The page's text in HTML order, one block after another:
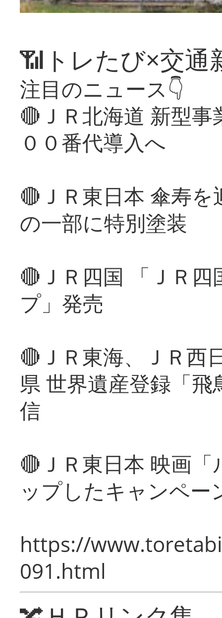
📶トレたび×交通
注目のニュース👇
🔴ＪＲ北海道 新型
００番代導入へ
🔴ＪＲ東日本 傘寿
の一部に特別塗装
🔴ＪＲ四国 「ＪＲ
プ」発売
🔴ＪＲ東海、ＪＲ西
県 世界遺産登録「
信
🔴ＪＲ東日本 映画
ップしたキャンペー
https://
091.html